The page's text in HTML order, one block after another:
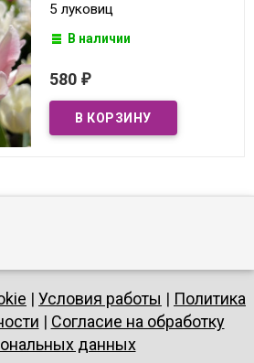
5 луковиц
В наличии
580 ₽
| Условия работы | Политика
| Согласие на обработку
данных